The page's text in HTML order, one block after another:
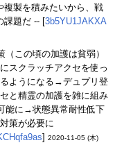
複製を積みたいから、戦
課題だ -- [3b5YU1JAKXA
この頃の加護は貧弱）
スクラッチアクセを使っ
ようになる→デュプリ登
と精霊の加護を雑に組み
能に→状態異常耐性低下
策が必要に
] 2020-11-05 (木)